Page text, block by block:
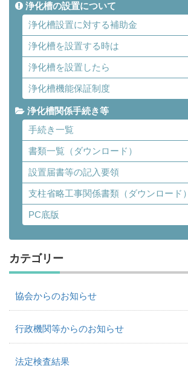
浄化槽の設置について
浄化槽設置に対する補助金
浄化槽を設置する時は
浄化槽を設置したら
浄化槽機能保証制度
浄化槽関係手続き等
手続き一覧
書類一覧（ダウンロード）
設置届書等の記入要領
支柱省略工事関係書類（ダウンロード）
PC底版
カテゴリー
協会からのお知らせ
行政機関等からのお知らせ
法定検査結果